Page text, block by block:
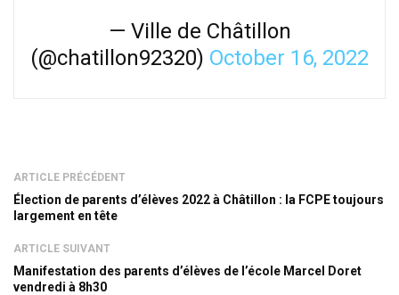
— Ville de Châtillon
(@chatillon92320) October 16, 2022
ARTICLE PRÉCÉDENT
Élection de parents d’élèves 2022 à Châtillon : la FCPE toujours
largement en tête
ARTICLE SUIVANT
Manifestation des parents d’élèves de l’école Marcel Doret
vendredi à 8h30